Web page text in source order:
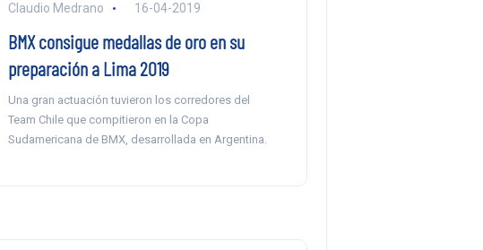
Claudio Medrano 16-04-2019
BMX consigue medallas de oro en su
preparación a Lima 2019
Una gran actuación tuvieron los corredores del
Team Chile que compitieron en la Copa
Sudamericana de BMX, desarrollada en Argentina.